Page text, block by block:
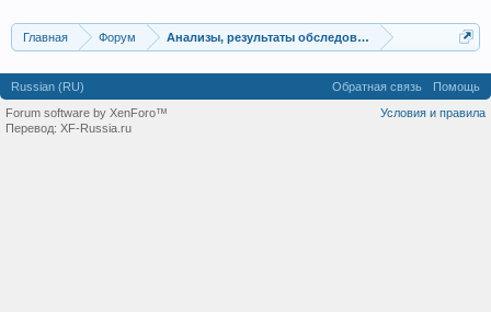
Главная Форум Анализы, результаты обследований
Russian (RU) Обратная связь
Помощь
Условия и правила
Forum software by XenForo™
Перевод: XF-Russia.ru